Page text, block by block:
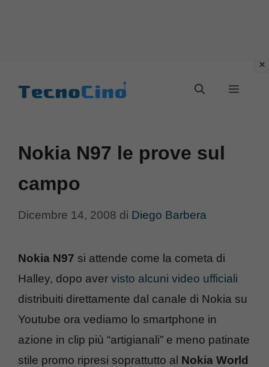
Menu
Nokia N97 le prove sul
campo
Dicembre 14, 2008 di Diego Barbera
Nokia N97 si attende come la cometa di
Halley, dopo aver visto alcuni video ufficiali
distribuiti direttamente dal canale di Nokia su
Youtube ora vediamo lo smartphone in
azione in clip più “artigianali” e meno patinate
stile promo ripresi soprattutto al Nokia World